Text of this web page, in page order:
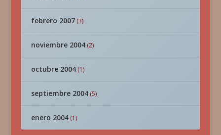
febrero 2007(3)
noviembre 2004(2)
octubre 2004(1)
septiembre 2004(5)
enero 2004(1)